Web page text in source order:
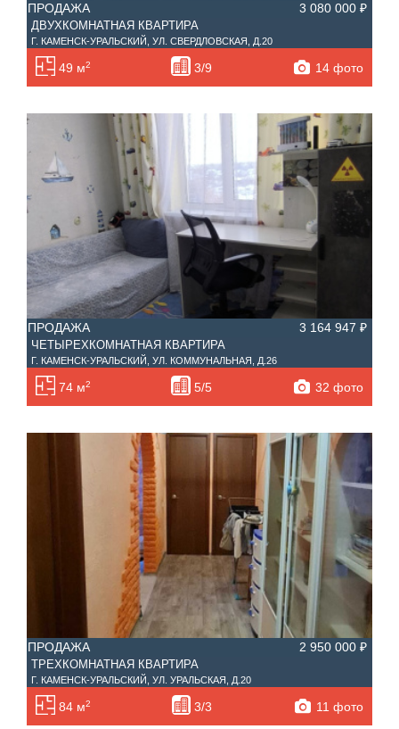
ПРОДАЖА 3 080 000 ₽
ДВУХКОМНАТНАЯ КВАРТИРА
Г. КАМЕНСК-УРАЛЬСКИЙ, УЛ. СВЕРДЛОВСКАЯ, Д.20
49 м2 3/9 14 фото
ПРОДАЖА 3 164 947 ₽
ЧЕТЫРЕХКОМНАТНАЯ КВАРТИРА
Г. КАМЕНСК-УРАЛЬСКИЙ, УЛ. КОММУНАЛЬНАЯ, Д.26
74 м2 5/5 32 фото
ПРОДАЖА 2 950 000 ₽
ТРЕХКОМНАТНАЯ КВАРТИРА
Г. КАМЕНСК-УРАЛЬСКИЙ, УЛ. УРАЛЬСКАЯ, Д.20
84 м2 3/3 11 фото